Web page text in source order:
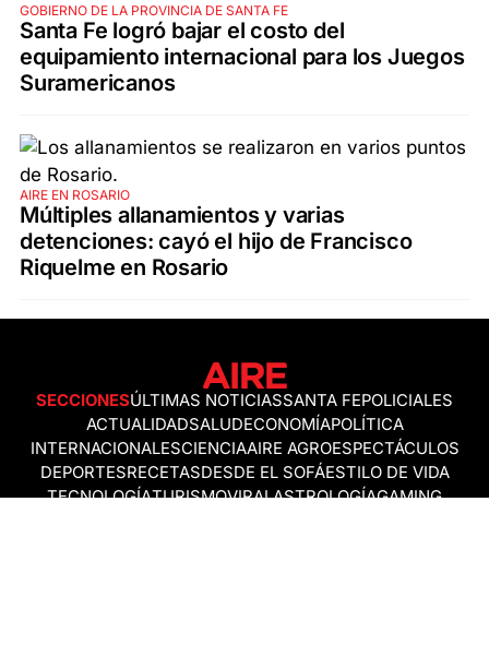
GOBIERNO DE LA PROVINCIA DE SANTA FE
Santa Fe logró bajar el costo del
equipamiento internacional para los Juegos
Suramericanos
AIRE EN ROSARIO
Múltiples allanamientos y varias
detenciones: cayó el hijo de Francisco
Riquelme en Rosario
SECCIONESÚLTIMAS NOTICIASSANTA FEPOLICIALES
ACTUALIDADSALUDECONOMÍAPOLÍTICA
INTERNACIONALESCIENCIAAIRE AGROESPECTÁCULOS
DEPORTESRECETASDESDE EL SOFÁESTILO DE VIDA
TECNOLOGÍATURISMOVIRALASTROLOGÍAGAMING